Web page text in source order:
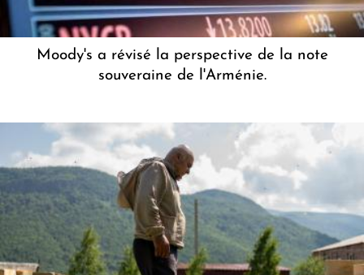
Moody's a révisé la perspective de la note
souveraine de l'Arménie.